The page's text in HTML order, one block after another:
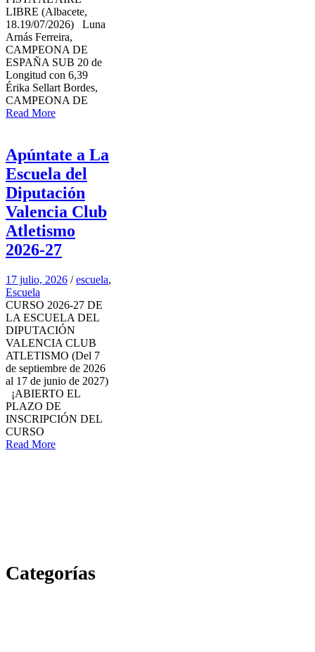
LIBRE (Albacete,
18.19/07/2026) Luna
Arnás Ferreira,
CAMPEONA DE
ESPAÑA SUB 20 de
Longitud con 6,39
Érika Sellart Bordes,
CAMPEONA DE
Read More
Apúntate a La
Escuela del
Diputación
Valencia Club
Atletismo
2026-27
17 julio, 2026 / escuela,
Escuela
CURSO 2026-27 DE
LA ESCUELA DEL
DIPUTACIÓN
VALENCIA CLUB
ATLETISMO (Del 7
de septiembre de 2026
al 17 de junio de 2027)
¡ABIERTO EL
PLAZO DE
INSCRIPCIÓN DEL
CURSO
Read More
Categorías